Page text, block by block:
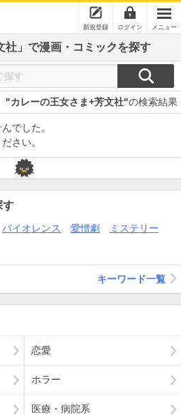
新規登録 ログイン メニュー
社」で漫画・コミックを探す
"カレーの王女さま+芳文社"の検索結果
でした。
さい。
す
バイオレンス 愛憎劇
ミステリー
キーワード一覧
恋愛
ホラー
医療・病院系